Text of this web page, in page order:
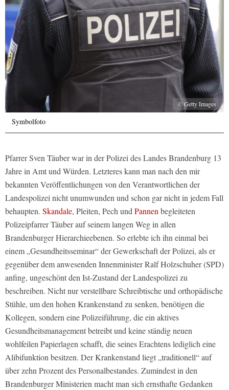
© Getty Images
Symbolfoto
Pfarrer Sven Täuber war in der Polizei des Landes Brandenburg 13
Jahre in Amt und Würden. Letzteres kann man nach den mir
bekannten Veröffentlichungen von den Verantwortlichen der
Landespolizei nicht unumwunden und schon gar nicht in jedem Fall
behaupten. Skandale, Pleiten, Pech undPannenbegleiteten
Polizeipfarrer Täuber auf seinem langen Weg in allen
Brandenburger Hierarchieebenen. So erlebte ich ihn einmal bei
einem „Gesundheitsseminar“ der Gewerkschaft der Polizei, als er
gegenüber dem anwesenden Innenminister Ralf Holzschuher (SPD)
anfing, ungeschönt den Ist-Zustand der Landespolizei zu
beschreiben. Nicht nur verstellbare Schreibtische und orthopädische
Stühle, um den hohen Krankenstand zu senken, benötigen die
Kollegen, sondern eine Polizeiführung, die ein aktives
Gesundheitsmanagement betreibt und keine ständig neuen
wohlfeilen Papierlagen schafft, die seines Erachtens lediglich eine
Alibifunktion besitzen. Der Krankenstand liegt „traditionell“ auf
über zehn Prozent des Personalbestandes. Zumindest in den
Brandenburger Ministerien macht man sich ernsthafte Gedanken